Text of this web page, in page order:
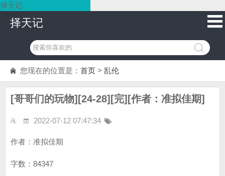
择天记
择天记
您现在的位置是： 首页 > 乱伦
[哥哥们的玩物][24-28][完][作者：准拟佳期]
2022-07-12 07:47:34
作者：准拟佳期
字数：84347